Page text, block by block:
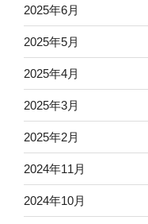
2025年6月
2025年5月
2025年4月
2025年3月
2025年2月
2024年11月
2024年10月